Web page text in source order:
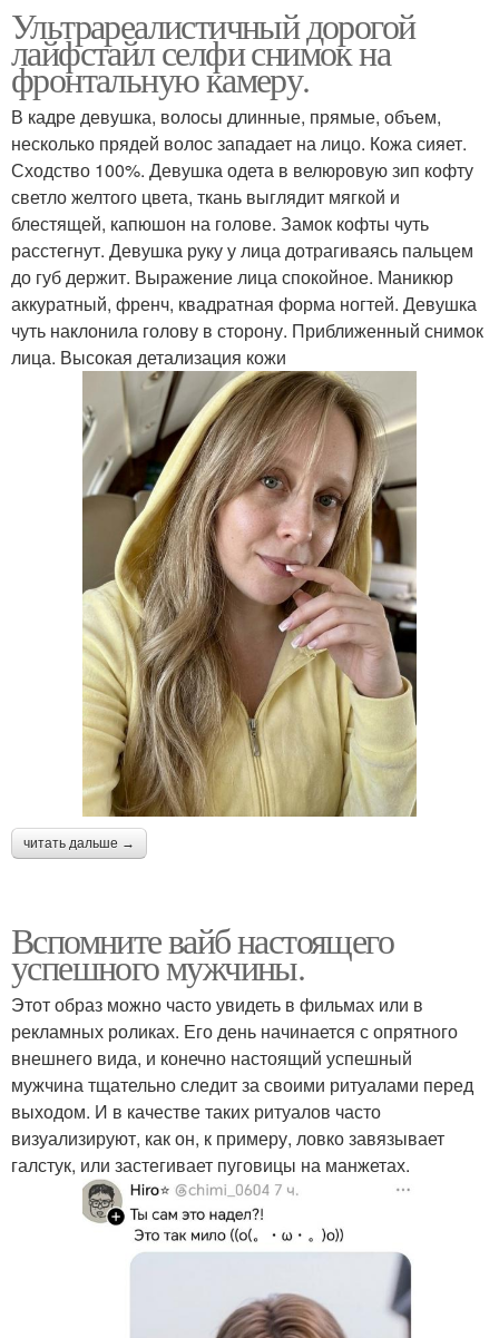
Ультрареалистичный дорогой
лайфстайл селфи снимок на
фронтальную камеру.
В кадре девушка, волосы длинные, прямые, объем,
несколько прядей волос западает на лицо. Кожа сияет.
Сходство 100%. Девушка одета в велюровую зип кофту
светло желтого цвета, ткань выглядит мягкой и
блестящей, капюшон на голове. Замок кофты чуть
расстегнут. Девушка руку у лица дотрагиваясь пальцем
до губ держит. Выражение лица спокойное. Маникюр
аккуратный, френч, квадратная форма ногтей. Девушка
чуть наклонила голову в сторону. Приближенный снимок
лица. Высокая детализация кожи
читать дальше →
Вспомните вайб настоящего
успешного мужчины.
Этот образ можно часто увидеть в фильмах или в
рекламных роликах. Его день начинается с опрятного
внешнего вида, и конечно настоящий успешный
мужчина тщательно следит за своими ритуалами перед
выходом. И в качестве таких ритуалов часто
визуализируют, как он, к примеру, ловко завязывает
галстук, или застегивает пуговицы на манжетах.